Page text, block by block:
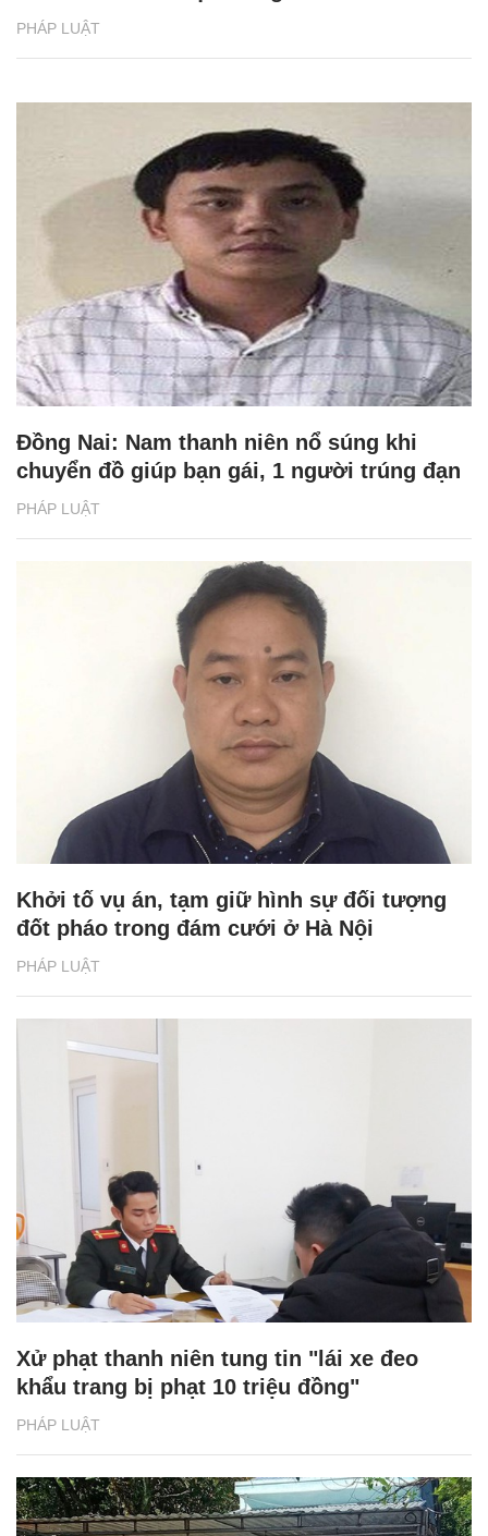
PHÁP LUẬT
PHÁP LUẬT
Đồng Nai: Nam thanh niên nổ súng khi
chuyển đồ giúp bạn gái, 1 người trúng đạn
PHÁP LUẬT
Khởi tố vụ án, tạm giữ hình sự đối tượng
đốt pháo trong đám cưới ở Hà Nội
PHÁP LUẬT
Xử phạt thanh niên tung tin "lái xe đeo
khẩu trang bị phạt 10 triệu đồng"